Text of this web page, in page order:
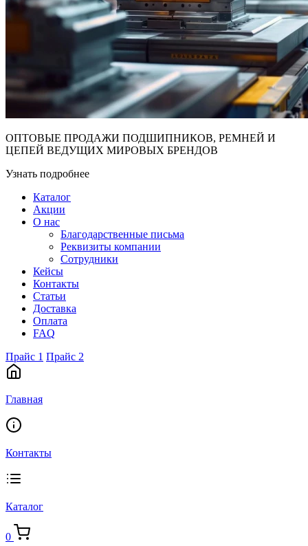
ОПТОВЫЕ ПРОДАЖИ ПОДШИПНИКОВ, РЕМНЕЙ И
ЦЕПЕЙ ВЕДУЩИХ МИРОВЫХ БРЕНДОВ
Узнать подробнее
Каталог
Акции
О нас
Благодарственные письма
Реквизиты компании
Сотрудники
Кейсы
Контакты
Статьи
Доставка
Оплата
FAQ
Прайс 1 Прайс 2
Главная
Контакты
Каталог
0